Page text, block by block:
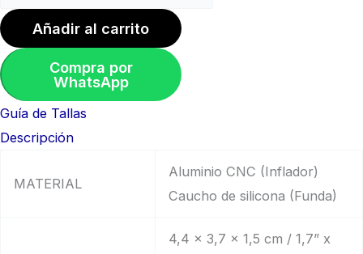
Añadir al carrito
Compra por
WhatsApp
Guía de Tallas
Descripción
MATERIAL
Aluminio CNC (Inflador)
Caucho de silicona (Funda)
4,4 x 3,7 x 1,5 cm / 1,7” x